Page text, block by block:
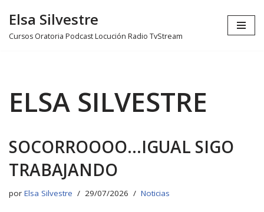
Ir
Elsa Silvestre
Cursos Oratoria Podcast Locución Radio TvStream
ELSA SILVESTRE
SOCORROOOO…IGUAL SIGO
TRABAJANDO
por Elsa Silvestre 29/07/2026 Noticias